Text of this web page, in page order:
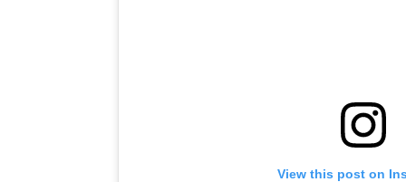
View this post on